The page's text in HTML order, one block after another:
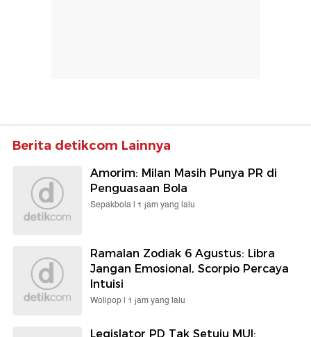
Berita detikcom Lainnya
Amorim: Milan Masih Punya PR di
Penguasaan Bola
Sepakbola | 1 jam yang lalu
Ramalan Zodiak 6 Agustus: Libra
Jangan Emosional, Scorpio Percaya
Intuisi
Wolipop | 1 jam yang lalu
Legislator PD Tak Setuju MUI: